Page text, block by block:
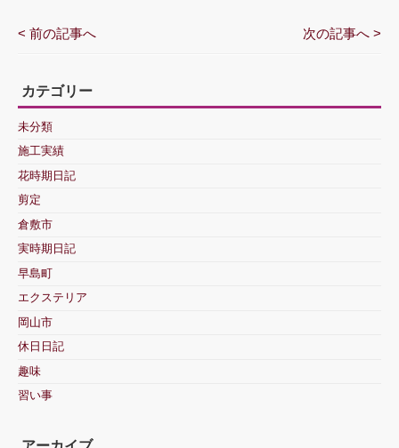
< 前の記事へ 次の記事へ >
カテゴリー
未分類
施工実績
花時期日記
剪定
倉敷市
実時期日記
早島町
エクステリア
岡山市
休日日記
趣味
習い事